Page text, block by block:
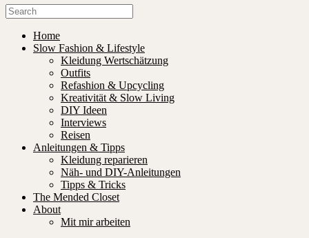
Home
Slow Fashion & Lifestyle
Kleidung Wertschätzung
Outfits
Refashion & Upcycling
Kreativität & Slow Living
DIY Ideen
Interviews
Reisen
Anleitungen & Tipps
Kleidung reparieren
Näh- und DIY-Anleitungen
Tipps & Tricks
The Mended Closet
About
Mit mir arbeiten